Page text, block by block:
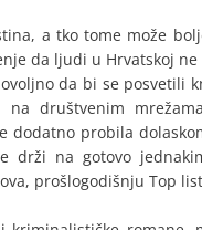
a tko tome može
da ljudi u Hrvatskoj
da bi se posvetili
na društvenim
dodatno probila
drži na gotovo
prošlogodišnju Top